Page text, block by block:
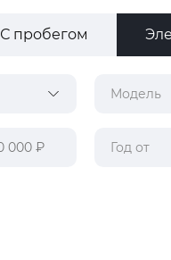
С пробегом
Модель
Год от